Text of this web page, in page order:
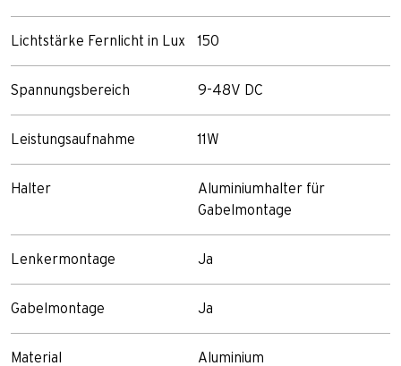
Lichtstärke Fernlicht in Lux 150
Spannungsbereich 9-48V DC
Leistungsaufnahme 11W
Halter
Aluminiumhalter für
Gabelmontage
Lenkermontage Ja
Gabelmontage Ja
Material Aluminium